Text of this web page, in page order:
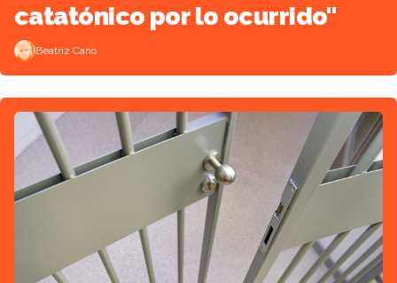
catatónico por lo ocurrido"
Beatriz Cano